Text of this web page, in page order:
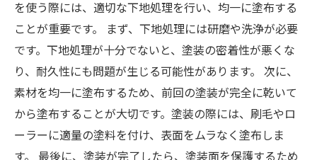
を使う際には、適切な下地処理を行い、均一に塗布する
ことが重要です。 まず、下地処理には研磨や洗浄が必要
です。下地処理が十分でないと、塗装の密着性が悪くな
り、耐久性にも問題が生じる可能性があります。 次に、
素材を均一に塗布するため、前回の塗装が完全に乾いて
から塗布することが大切です。塗装の際には、刷毛やロ
ーラーに適量の塗料を付け、表面をムラなく塗布しま
す。 最後に、塗装が完了したら、塗装面を保護するため